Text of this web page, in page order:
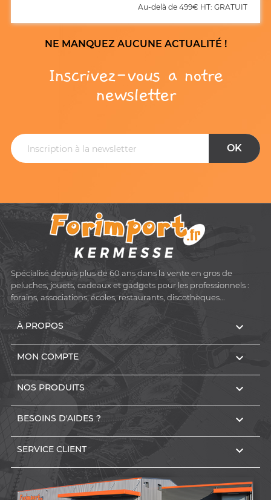
Au-delà de 499€ HT: GRATUIT
NE MANQUEZ AUCUNE ACTUALITÉ !
Inscrivez-vous a notre
newsletter
Spécialisé depuis plus de 60 ans dans la vente en gros de
peluches, jouets, cadeaux et gadgets pour les professionnels :
forains, associations, écoles, restaurants, discothèques...
À PROPOS 
MON COMPTE 
NOS PRODUITS 
BESOINS D'AIDES ? 
SERVICE CLIENT 